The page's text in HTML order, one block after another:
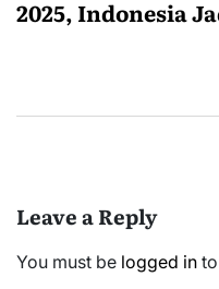
2025, Indonesia
Leave a Reply
You must be logged in